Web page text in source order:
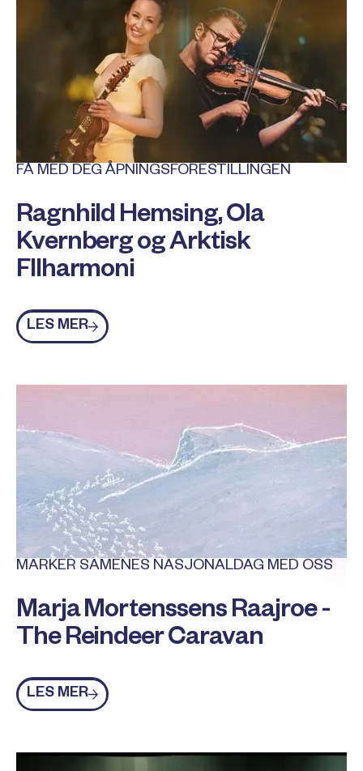
FÅ MED DEG ÅPNINGSFORESTILLINGEN
Ragnhild Hemsing, Ola
Kvernberg og Arktisk
FIlharmoni
Les mer
LES MER
MARKER SAMENES NASJONALDAG MED OSS
Marja Mortenssens Raajroe -
The Reindeer Caravan
Les mer
LES MER